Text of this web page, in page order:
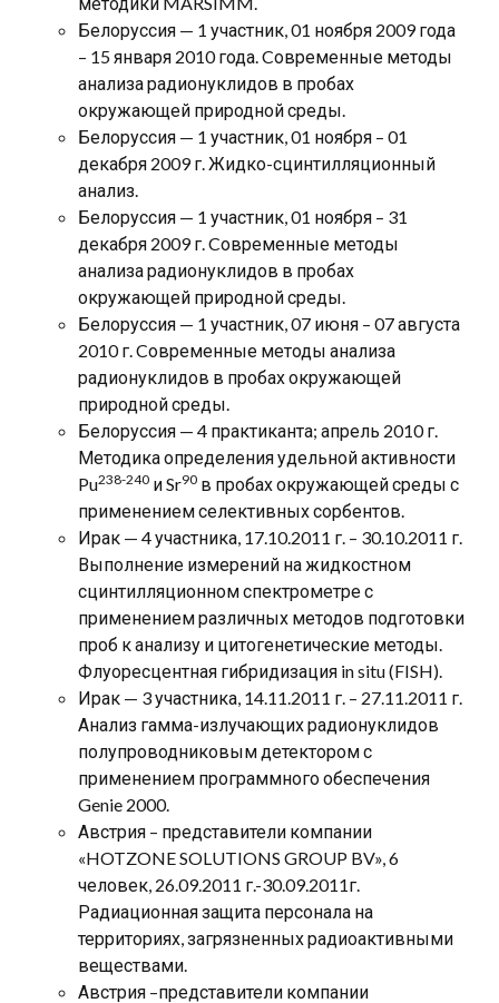
Белоруссия — 1 участник, 01 ноября 2009 года
– 15 января 2010 года. Cовременные методы
анализа радионуклидов в пробах
окружающей природной среды.
Белоруссия — 1 участник, 01 ноября – 01
декабря 2009 г. Жидко-сцинтилляционный
анализ.
Белоруссия — 1 участник, 01 ноября – 31
декабря 2009 г. Cовременные методы
анализа радионуклидов в пробах
окружающей природной среды.
Белоруссия — 1 участник, 07 июня – 07 августа
2010 г. Cовременные методы анализа
радионуклидов в пробах окружающей
природной среды.
Белоруссия — 4 практиканта; апрель 2010 г.
Методика определения удельной активности
Pu238-240 и Sr90 в пробах окружающей среды с
применением селективных сорбентов.
Ирак — 4 участника, 17.10.2011 г. – 30.10.2011 г.
Выполнение измерений на жидкостном
сцинтилляционном спектрометре с
применением различных методов подготовки
проб к анализу и цитогенетические методы.
Флуоресцентная гибридизация in situ (FISH).
Ирак — 3 участника, 14.11.2011 г. – 27.11.2011 г.
Анализ гамма-излучающих радионуклидов
полупроводниковым детектором с
применением программного обеспечения
Genie 2000.
Австрия – представители компании
«HOTZONE SOLUTIONS GROUP BV», 6
человек, 26.09.2011 г.-30.09.2011г.
Радиационная защита персонала на
территориях, загрязненных радиоактивными
веществами.
Австрия –представители компании